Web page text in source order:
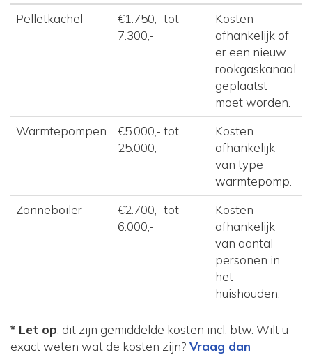
Pelletkachel
€1.750,- tot
7.300,-
Kosten
afhankelijk of
er een nieuw
rookgaskanaal
geplaatst
moet worden.
Warmtepompen
€5.000,- tot
25.000,-
Kosten
afhankelijk
van type
warmtepomp.
Zonneboiler
€2.700,- tot
6.000,-
Kosten
afhankelijk
van aantal
personen in
het
huishouden.
* Let op: dit zijn gemiddelde kosten incl. btw. Wilt u
exact weten wat de kosten zijn? Vraag dan